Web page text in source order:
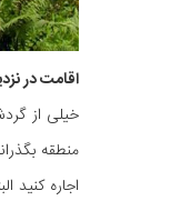
اقامت در
خیلی از
منطقه
اجاره کنید